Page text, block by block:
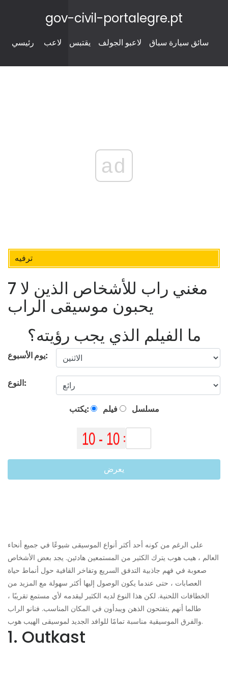
gov-civil-portalegre.pt
رئيسي لاعب يقتبس لاعبو الجولف سائق سيارة سباق
ad
ترفيه
7 مغني راب للأشخاص الذين لا
يحبون موسيقى الراب
ما الفيلم الذي يجب رؤيته؟
يوم الأسبوع:
النوع:
يكتب: فيلم مسلسل
يعرض
على الرغم من كونه أحد أكثر أنواع الموسيقى شيوعًا في جميع أنحاء
العالم ، هيب هوب يترك الكثير من المستمعين هادئين. يجد بعض الأشخاص
صعوبة في فهم جاذبية التدفق السريع وتفاخر القافية حول أنماط حياة
العصابات ، حتى عندما يكون الوصول إليها أكثر سهولة مع المزيد من
الخطافات اللحنية. لكن هذا النوع لديه الكثير ليقدمه لأي مستمع تقريبًا ،
طالما أنهم يتفتحون الذهن ويبدأون في المكان المناسب. فنانو الراب
والفرق الموسيقية مناسبة تمامًا للوافد الجديد لموسيقى الهيب هوب.
1. Outkast